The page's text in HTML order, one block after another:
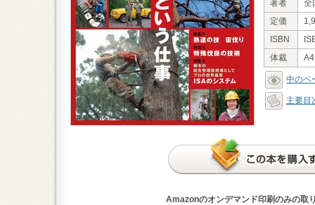
著者
全
定価
ISBN
体裁
中のペ
主要目
Amazonのオンデマンド印刷のみの取